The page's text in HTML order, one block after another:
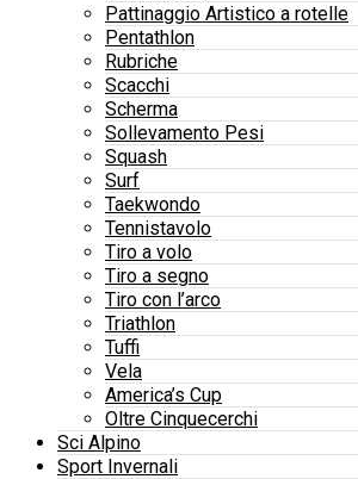
Pattinaggio Artistico a rotelle
Pentathlon
Rubriche
Scacchi
Scherma
Sollevamento Pesi
Squash
Surf
Taekwondo
Tennistavolo
Tiro a volo
Tiro a segno
Tiro con l’arco
Triathlon
Tuffi
Vela
America’s Cup
Oltre Cinquecerchi
Sci Alpino
Sport Invernali